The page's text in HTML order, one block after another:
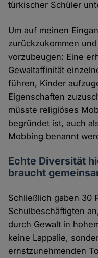
türkischer Schüler
Um auf meinen
zurückzukommen
vorzubeugen: Eine
Gewaltaffinität
führen, Kinder
Eigenschaften
müsste religiöses
begründet ist, auch
Mobbing benannt
Echte Diversität
braucht
Schließlich gaben 30
Schulbeschäftigten
durch Gewalt in
keine Lappalie,
ernstzunehmenden